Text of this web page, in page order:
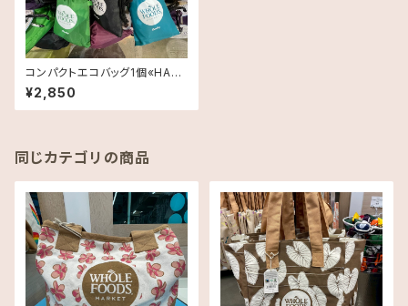
コンパクトエコバッグ1個«HAW
AII直輸入»Whole Foods Mar
ket
¥2,850
同じカテゴリの商品